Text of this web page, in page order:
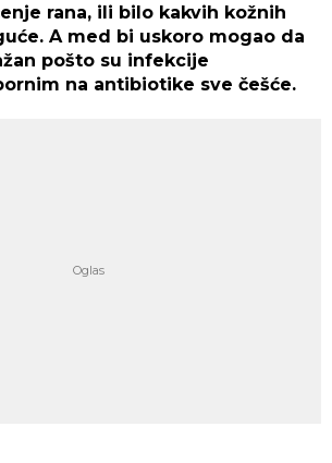
rana, ili bilo kakvih kožnih
A med bi uskoro mogao da
pošto su infekcije
na antibiotike sve češće.